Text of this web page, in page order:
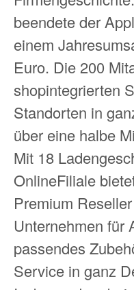
beendete der
einem
Euro. Die 200
shopintegrierten
Standorten in
über eine halbe
Mit 18
OnlineFiliale
Premium
Unternehmen für
passendes
Service in ganz